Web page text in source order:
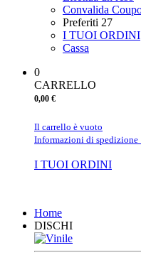
Convalida
Preferiti 27
I TUOI ORDINI
Cassa
0
CARRELLO
0,00 €
Il carrello è vuoto
Informazioni di spedizione
I TUOI ORDINI
Home
DISCHI